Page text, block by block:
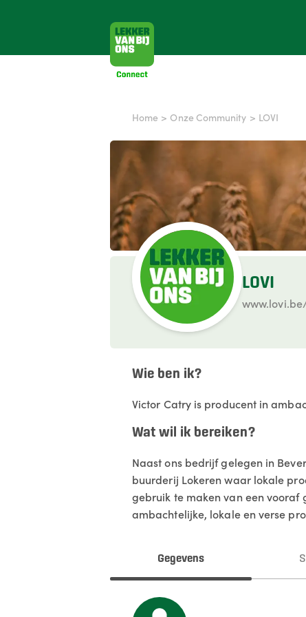
Home > Onze Community > LOVI
LOVI
Wie ben ik?
Victor Catry is producent in
Wat wil ik bereiken?
Naast ons bedrijf gelegen in
buurderij Lokeren waar lokale
gebruik te maken van een vooraf
ambachtelijke, lokale en verse
Gegevens